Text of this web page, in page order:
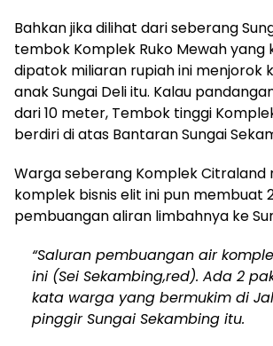
Bahkan jika dilihat dari seberang
tembok Komplek Ruko Mewah yang
dipatok miliaran rupiah ini menjorok
anak Sungai Deli itu. Kalau
dari 10 meter, Tembok tinggi
berdiri di atas Bantaran Sungai
Warga seberang Komplek Citraland
komplek bisnis elit ini pun membuat
pembuangan aliran limbahnya ke
“Saluran pembuangan air
ini (Sei Sekambing,red). Ada 2
kata warga yang bermukim di
pinggir Sungai Sekambing itu.